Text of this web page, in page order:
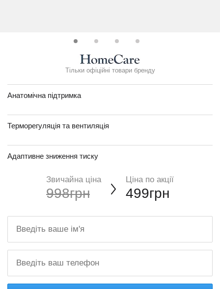
Тільки офіційні товари бренду
Анатомічна підтримка
Терморегуляція та вентиляція
Адаптивне зниження тиску
Звичайна ціна
998грн
Ціна по акції
499грн